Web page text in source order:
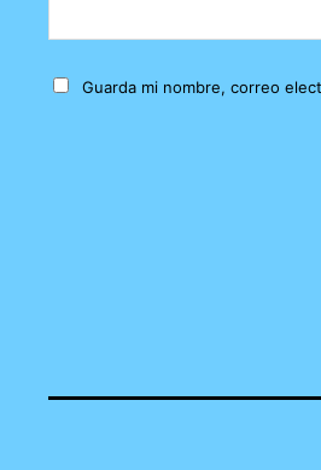
Guarda mi nombre, correo